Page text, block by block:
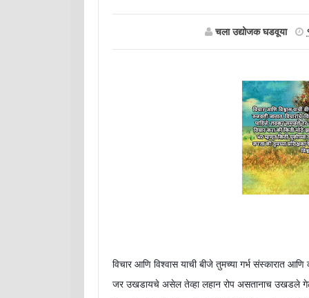
चला उद्योजक घडवूया
विचार आणि विश्वास याची बीजे तुमच्या गर्भ संस्कारात
जर उखडायचे असेल तेव्हा लहान रोप असतानाच उखडले गेले